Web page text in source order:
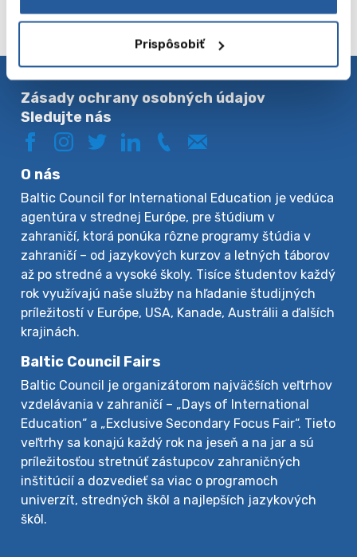
Prispôsobiť
Zásady ochrany osobných údajov
Sledujte nás
O nás
Baltic Council for International Education je vedúca
agentúra v strednej Európe, pre štúdium v
zahraničí, ktorá ponúka rôzne programy štúdia v
zahraničí – od jazykových kurzov a letných táborov
až po stredné a vysoké školy. Tisíce študentov každý
rok využívajú naše služby na hľadanie študijných
príležitostí v Európe, USA, Kanade, Austrálii a ďalších
krajinách.
Baltic Council Fairs
Baltic Council je organizátorom najväčších veľtrhov
vzdelávania v zahraničí – „Days of International
Education“ a „Exclusive Secondary Focus Fair“. Tieto
veľtrhy sa konajú každý rok na jeseň a na jar a sú
príležitosťou stretnúť zástupcov zahraničných
inštitúcií a dozvedieť sa viac o programoch
univerzít, stredných škôl a najlepších jazykových
škôl.